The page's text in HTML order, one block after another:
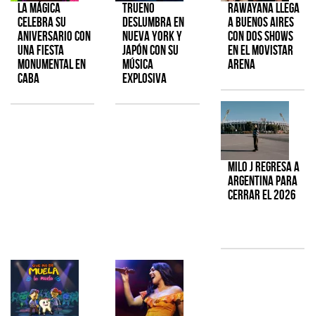
La Mágica
celebra su
aniversario con
una fiesta
monumental en
CABA
TRUENO
deslumbra en
Nueva York y
Japón con su
música
explosiva
Rawayana llega
a Buenos Aires
con dos shows
en el Movistar
Arena
Milo J regresa a
Argentina para
cerrar el 2026